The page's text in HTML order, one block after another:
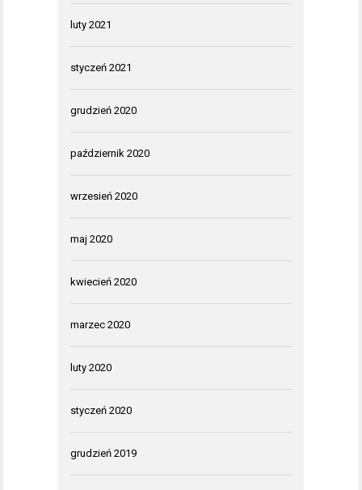
luty 2021
styczeń 2021
grudzień 2020
październik 2020
wrzesień 2020
maj 2020
kwiecień 2020
marzec 2020
luty 2020
styczeń 2020
grudzień 2019